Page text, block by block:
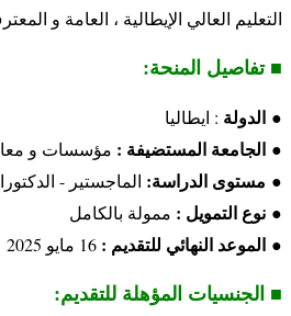
التعليم العالي الإيطالية ، العامة و
■ تفاصيل المنحة:
● الدولة : ايطاليا
● الجامعة المستضيفة : مؤسسات و معاهد
● مستوى الدراسة: الماجستير -
● نوع التمويل : ممولة بالكامل
● الموعد النهائي للتقديم : 16 مايو 2025
■ الجنسيات المؤهلة للتقديم: